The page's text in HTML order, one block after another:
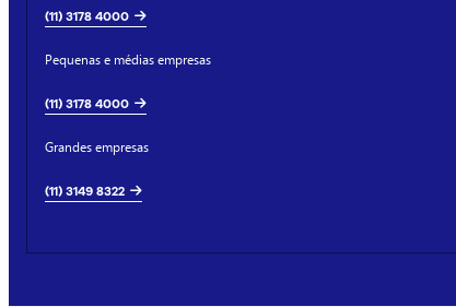
(11) 3178 4000
Pequenas e médias empresas
(11) 3178 4000
Grandes empresas
(11) 3149 8322